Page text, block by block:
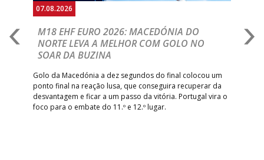
07.08.2026
M18 EHF EURO 2026: MACEDÓNIA DO
NORTE LEVA A MELHOR COM GOLO NO
SOAR DA BUZINA
Golo da Macedónia a dez segundos do final colocou um
ponto final na reação lusa, que conseguira recuperar da
desvantagem e ficar a um passo da vitória. Portugal vira o
foco para o embate do 11.º e 12.º lugar.